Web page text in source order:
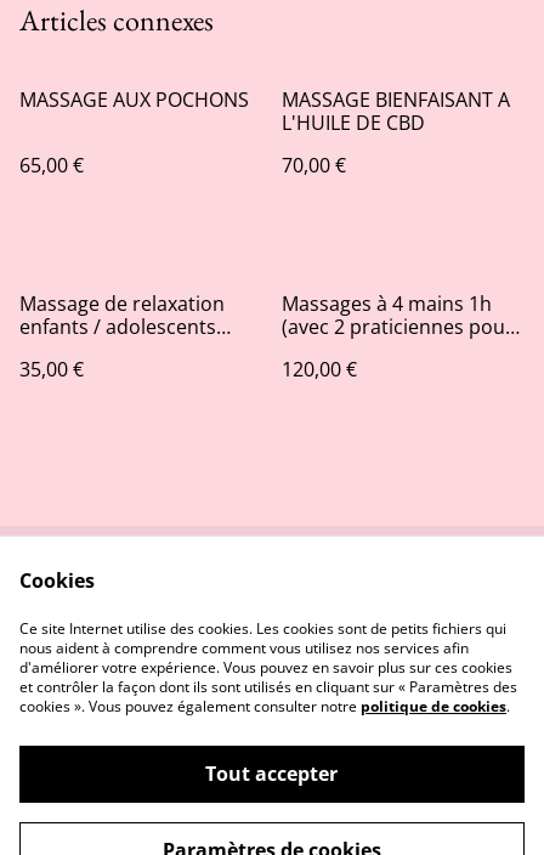
Articles connexes
MASSAGE AUX POCHONS
65,00 €
MASSAGE BIENFAISANT A
L'HUILE DE CBD
70,00 €
Massage de relaxation
enfants / adolescents
35,00 €
Massages à 4 mains 1h
(avec 2 praticiennes pour
120,00 €
CGU
Cookies
©2026
Boutique Harmonia Massages Marmande et
Casteljaloux
Cookies
Ce site Internet utilise des cookies. Les cookies sont de petits fichiers qui
nous aident à comprendre comment vous utilisez nos services afin
d'améliorer votre expérience. Vous pouvez en savoir plus sur ces cookies
et contrôler la façon dont ils sont utilisés en cliquant sur « Paramètres des
cookies ». Vous pouvez également consulter notre politique de cookies.
Tout accepter